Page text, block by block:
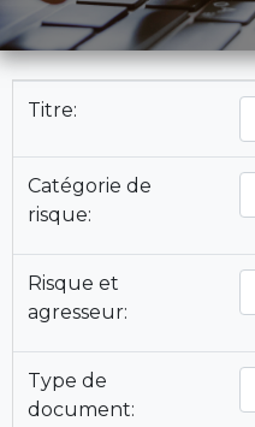
Titre:
Catégorie de
risque:
Risque et
agresseur:
Type de
document: